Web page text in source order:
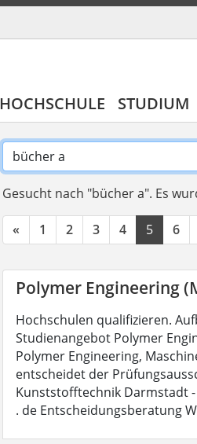
HOCHSCHULE STUDIUM
Gesucht nach "bücher a". Es
« 1 2 3 4 5 6
Polymer Engineering
Hochschulen qualifizieren.
Studienangebot Polymer
Polymer Engineering,
entscheidet der
Kunststofftechnik Darmstadt
. de Entscheidungsberatung